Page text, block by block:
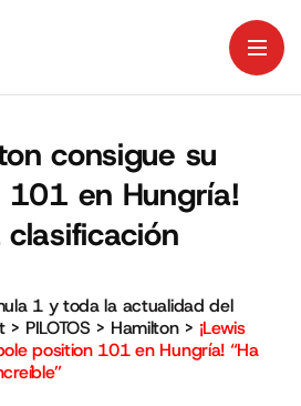
consigue su
en Hungría!
clasificación
1 y toda la actualidad del
> PILOTOS > Hamilton> ¡Lewis
position 101 en Hungría! “Ha